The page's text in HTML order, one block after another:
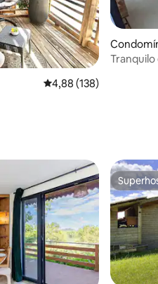
Classificação média de
4,88 (138)